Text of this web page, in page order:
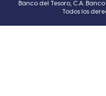
Banco del Tesoro, C.A.
Todos los